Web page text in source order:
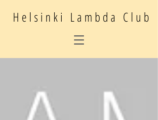
Helsinki Lambda Club